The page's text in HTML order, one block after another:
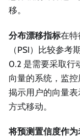
移。
分布漂移指标在特
（PSI）比较参考
0.2 是需要采取行
向量的系统，监
揭示用户的向量
方式移动。
将预测置信度作